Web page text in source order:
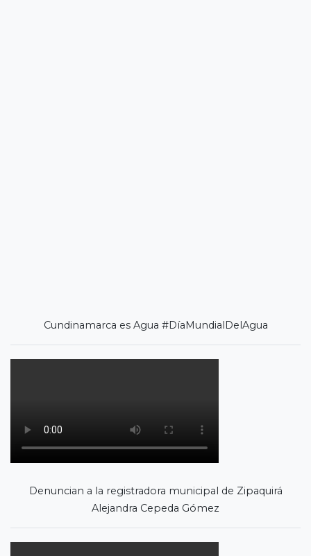
Cundinamarca es Agua #DíaMundialDelAgua
Denuncian a la registradora municipal de Zipaquirá
Alejandra Cepeda Gómez